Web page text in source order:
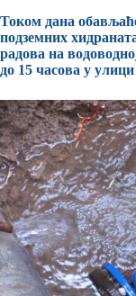
Током дана
подземних
радова на
до 15 часова у